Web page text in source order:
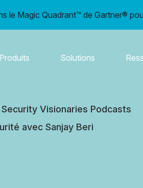
le Magic Quadrant™ de Gartner®
Produits Solutions
Security Visionaries Podcasts
avec Sanjay Beri